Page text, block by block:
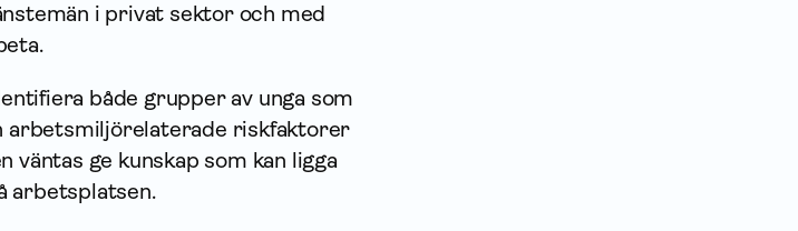
i privat sektor och med
både grupper av unga som
arbetsmiljörelaterade riskfaktorer
ge kunskap som kan ligga
arbetsplatsen.